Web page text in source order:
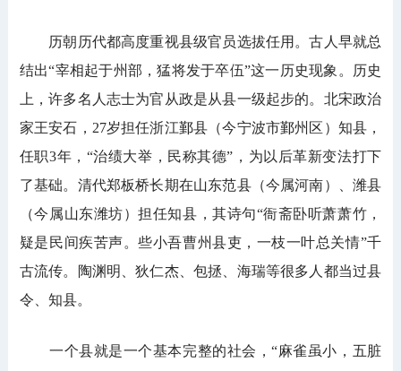
历朝历代都高度重视县级官员选拔任用。古人早就总
结出“宰相起于州部，猛将发于卒伍”这一历史现象。历史
上，许多名人志士为官从政是从县一级起步的。北宋政治
家王安石，27岁担任浙江鄞县（今宁波市鄞州区）知县，
任职3年，“治绩大举，民称其德”，为以后革新变法打下
了基础。清代郑板桥长期在山东范县（今属河南）、潍县
（今属山东潍坊）担任知县，其诗句“衙斋卧听萧萧竹，
疑是民间疾苦声。些小吾曹州县吏，一枝一叶总关情”千
古流传。陶渊明、狄仁杰、包拯、海瑞等很多人都当过县
令、知县。
一个县就是一个基本完整的社会，“麻雀虽小，五脏